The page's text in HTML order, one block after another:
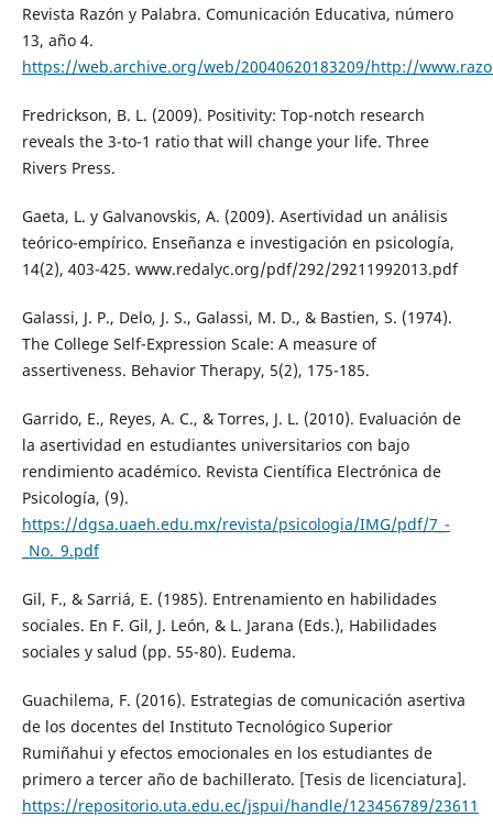
Revista Razón y Palabra. Comunicación Educativa, número
13, año 4.
https://web.archive.org/web/20040620183209/http://
Fredrickson, B. L. (2009). Positivity: Top-notch research
reveals the 3-to-1 ratio that will change your life. Three
Rivers Press.
Gaeta, L. y Galvanovskis, A. (2009). Asertividad un análisis
teórico-empírico. Enseñanza e investigación en psicología,
14(2), 403-425. www.redalyc.org/pdf/292/29211992013.pdf
Galassi, J. P., Delo, J. S., Galassi, M. D., & Bastien, S. (1974).
The College Self-Expression Scale: A measure of
assertiveness. Behavior Therapy, 5(2), 175-185.
Garrido, E., Reyes, A. C., & Torres, J. L. (2010). Evaluación de
la asertividad en estudiantes universitarios con bajo
rendimiento académico. Revista Científica Electrónica de
Psicología, (9).
https://dgsa.uaeh.edu.mx/revista/psicologia/IMG/pdf/7_-
_No._9.pdf
Gil, F., & Sarriá, E. (1985). Entrenamiento en habilidades
sociales. En F. Gil, J. León, & L. Jarana (Eds.), Habilidades
sociales y salud (pp. 55-80). Eudema.
Guachilema, F. (2016). Estrategias de comunicación asertiva
de los docentes del Instituto Tecnológico Superior
Rumiñahui y efectos emocionales en los estudiantes de
primero a tercer año de bachillerato. [Tesis de licenciatura].
https://repositorio.uta.edu.ec/jspui/handle/123456789/23611